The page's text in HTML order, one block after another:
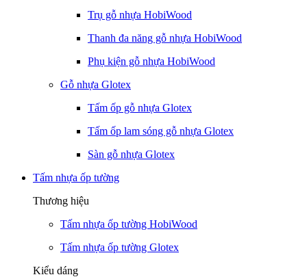
Trụ gỗ nhựa HobiWood
Thanh đa năng gỗ nhựa HobiWood
Phụ kiện gỗ nhựa HobiWood
Gỗ nhựa Glotex
Tấm ốp gỗ nhựa Glotex
Tấm ốp lam sóng gỗ nhựa Glotex
Sàn gỗ nhựa Glotex
Tấm nhựa ốp tường
Thương hiệu
Tấm nhựa ốp tường HobiWood
Tấm nhựa ốp tường Glotex
Kiểu dáng